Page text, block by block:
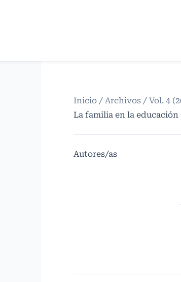
Inicio / Archivos / Vol. 4
La familia en la
Autores/as